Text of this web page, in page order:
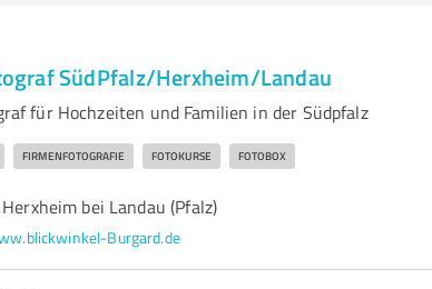
SüdPfalz/Herxheim/Landau
für Hochzeiten und Familien in der Südpfalz
FIRMENFOTOGRAFIE FOTOKURSE FOTOBOX
bei Landau (Pfalz)
Burgard.de